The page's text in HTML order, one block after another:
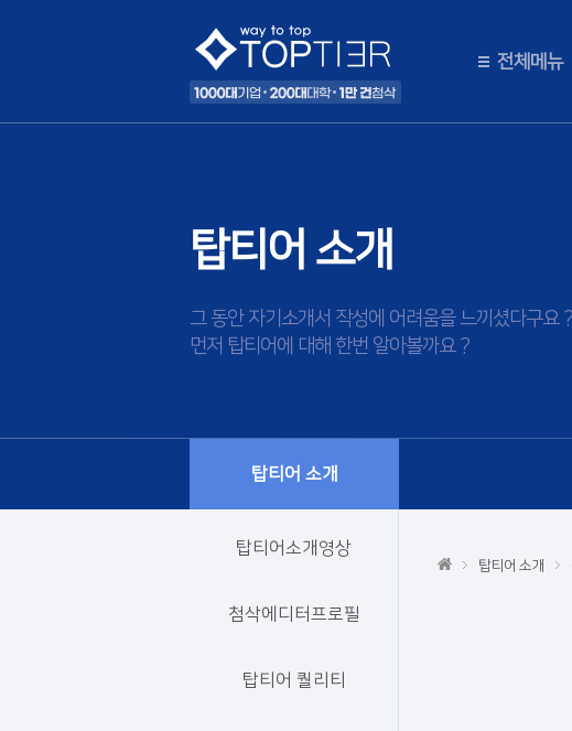
전체메뉴
탑티어 소개
그 동안 자기소개서 작성에 어려움을 느끼셨다구요 ?
먼저 탑티어에 대해 한번 알아볼까요 ?
탑티어 소개
탑티어소개영상
첨삭에디터프로필
탑티어 퀄리티
탑티어 소개